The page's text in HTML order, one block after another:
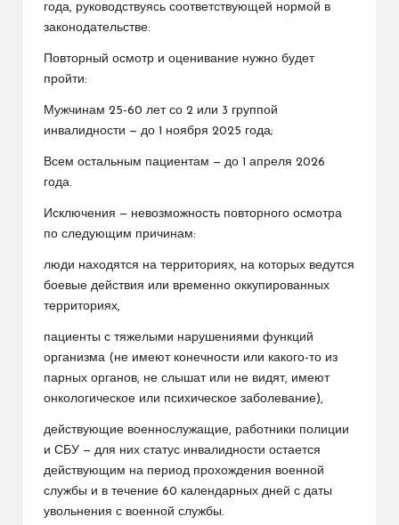
года, руководствуясь соответствующей нормой в
законодательстве:
Повторный осмотр и оценивание нужно будет
пройти:
Мужчинам 25-60 лет со 2 или 3 группой
инвалидности — до 1 ноября 2025 года;
Всем остальным пациентам — до 1 апреля 2026
года.
Исключения — невозможность повторного осмотра
по следующим причинам:
люди находятся на территориях, на которых ведутся
боевые действия или временно оккупированных
территориях,
пациенты с тяжелыми нарушениями функций
организма (не имеют конечности или какого-то из
парных органов, не слышат или не видят, имеют
онкологическое или психическое заболевание),
действующие военнослужащие, работники полиции
и СБУ — для них статус инвалидности остается
действующим на период прохождения военной
службы и в течение 60 календарных дней с даты
увольнения с военной службы.